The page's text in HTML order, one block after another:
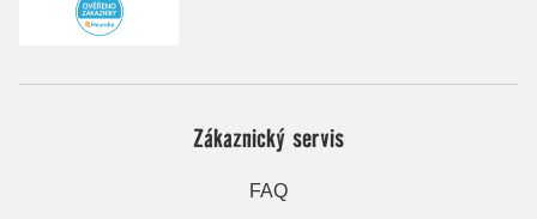
Zákaznický servis
FAQ